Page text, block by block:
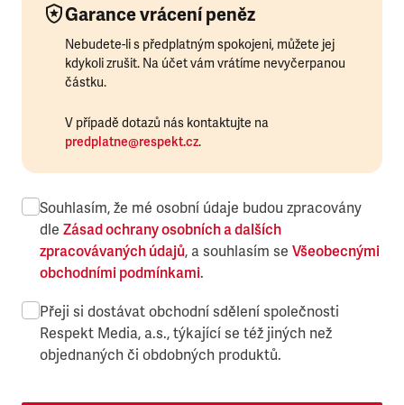
Garance vrácení peněz
Nebudete-li s předplatným spokojeni, můžete jej
kdykoli zrušit. Na účet vám vrátíme nevyčerpanou
částku.
V případě dotazů nás kontaktujte na
predplatne@respekt.cz.
Souhlasím, že mé osobní údaje budou zpracovány
dle Zásad ochrany osobních a dalších
zpracovávaných údajů, a souhlasím se Všeobecnými
obchodními podmínkami.
Přeji si dostávat obchodní sdělení společnosti
Respekt Media, a.s., týkající se též jiných než
objednaných či obdobných produktů.